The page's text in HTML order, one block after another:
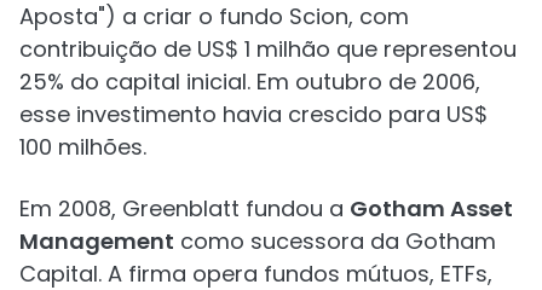
Aposta") a criar o fundo Scion, com
contribuição de US$ 1 milhão que representou
25% do capital inicial. Em outubro de 2006,
esse investimento havia crescido para US$
100 milhões.
Em 2008, Greenblatt fundou a Gotham Asset
Management como sucessora da Gotham
Capital. A firma opera fundos mútuos, ETFs,